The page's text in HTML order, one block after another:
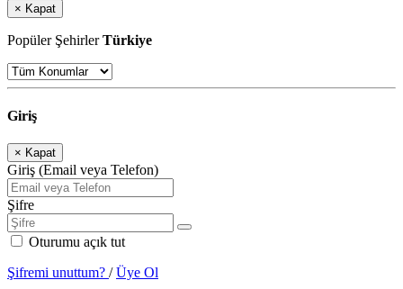
× Kapat
Popüler ŞehirlerTürkiye
Giriş
× Kapat
Giriş (Email veya Telefon)
Şifre
Oturumu açık tut
Şifremi unuttum? /Üye Ol